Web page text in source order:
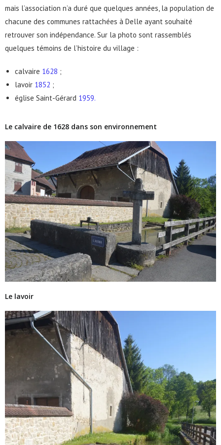
mais l’association n’a duré que quelques années, la population de
chacune des communes rattachées à Delle ayant souhaité
retrouver son indépendance. Sur la photo sont rassemblés
quelques témoins de l’histoire du village :
calvaire 1628 ;
lavoir 1852 ;
église Saint-Gérard 1959.
Le calvaire de 1628 dans son environnement
Le lavoir